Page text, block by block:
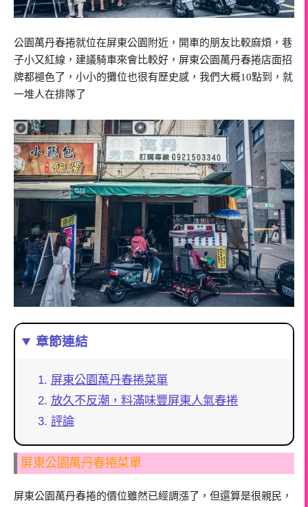
公園萬丹春捲就位在屏東公園附近，開車的朋友比較麻煩，巷
子小又紅線，建議騎車來會比較好，屏東公園萬丹春捲店面招
牌都褪色了，小小的攤位也很有歷史感，我們大概10點到，就
一堆人在排隊了
章節連結
屏東公園萬丹春捲菜單
放久不反潮，料滿味豐屏東人氣春捲
評論
屏東公園萬丹春捲菜單
屏東公園萬丹春捲的價位雖然已經調漲了，但還算是很親民，